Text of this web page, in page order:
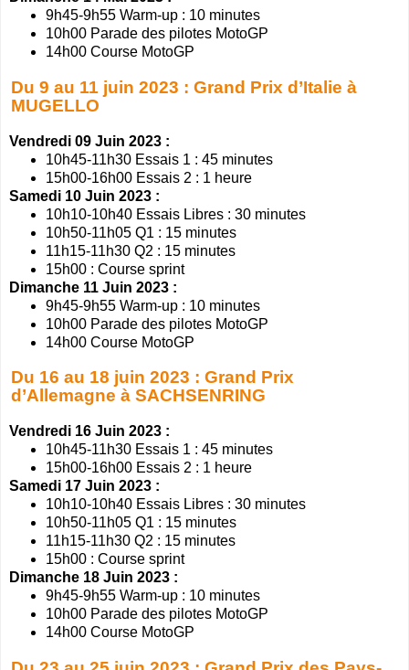
9h45-9h55 Warm-up : 10 minutes
10h00 Parade des pilotes MotoGP
14h00 Course MotoGP
Du 9 au 11 juin 2023 : Grand Prix d’Italie à
MUGELLO
Vendredi 09 Juin 2023 :
10h45-11h30 Essais 1 : 45 minutes
15h00-16h00 Essais 2 : 1 heure
Samedi 10 Juin 2023 :
10h10-10h40 Essais Libres : 30 minutes
10h50-11h05 Q1 : 15 minutes
11h15-11h30 Q2 : 15 minutes
15h00 : Course sprint
Dimanche 11 Juin 2023 :
9h45-9h55 Warm-up : 10 minutes
10h00 Parade des pilotes MotoGP
14h00 Course MotoGP
Du 16 au 18 juin 2023 : Grand Prix
d’Allemagne à SACHSENRING
Vendredi 16 Juin 2023 :
10h45-11h30 Essais 1 : 45 minutes
15h00-16h00 Essais 2 : 1 heure
Samedi 17 Juin 2023 :
10h10-10h40 Essais Libres : 30 minutes
10h50-11h05 Q1 : 15 minutes
11h15-11h30 Q2 : 15 minutes
15h00 : Course sprint
Dimanche 18 Juin 2023 :
9h45-9h55 Warm-up : 10 minutes
10h00 Parade des pilotes MotoGP
14h00 Course MotoGP